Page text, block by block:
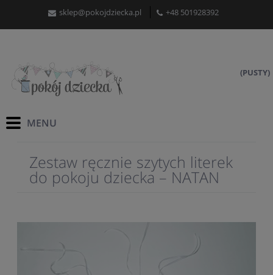
sklep@pokojdziecka.pl +48 501928392
(PUSTY)
Zestaw ręcznie szytych literek
do pokoju dziecka – NATAN